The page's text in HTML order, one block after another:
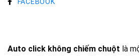
Auto click không chiếm chuột là